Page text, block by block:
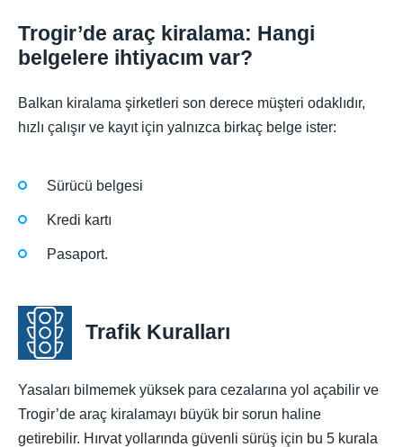
Trogir’de araç kiralama: Hangi
belgelere ihtiyacım var?
Balkan kiralama şirketleri son derece müşteri odaklıdır,
hızlı çalışır ve kayıt için yalnızca birkaç belge ister:
Sürücü belgesi
Kredi kartı
Pasaport.
Trafik Kuralları
Yasaları bilmemek yüksek para cezalarına yol açabilir ve
Trogir’de araç kiralamayı büyük bir sorun haline
getirebilir. Hırvat yollarında güvenli sürüş için bu 5 kurala